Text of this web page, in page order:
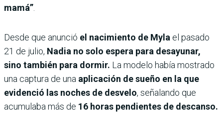
mamá”
Desde que anunció el nacimiento de Myla el pasado
21 de julio, Nadia no solo espera para desayunar,
sino también para dormir. La modelo había mostrado
una captura de una aplicación de sueño en la que
evidenció las noches de desvelo, señalando que
acumulaba más de 16 horas pendientes de descanso.